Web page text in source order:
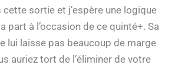
sortie et j’espère une logique
part à l’occasion de ce quinté+. Sa
lui laisse pas beaucoup de marge
auriez tort de l’éliminer de votre